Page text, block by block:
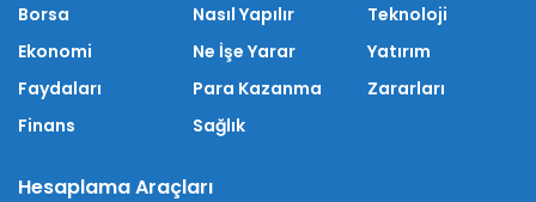
Borsa
Ekonomi
Faydaları
Finans
Nasıl Yapılır
Ne İşe Yarar
Para Kazanma
Sağlık
Teknoloji
Yatırım
Zararları
Hesaplama Araçları